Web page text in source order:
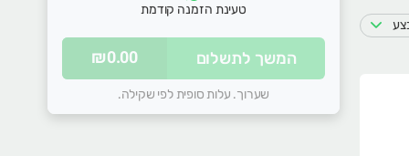
טעינת הזמנה קודמת
סל הקניות שלכם ריק
התחילו להוסיף מוצרים
שערוך. עלות סופית לפי שקילה.
המשך לתשלום ₪0.00